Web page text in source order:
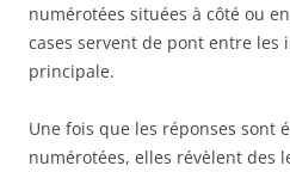
numérotées situées à côté ou
cases servent de pont entre les
principale.
Une fois que les réponses sont
numérotées, elles révèlent des